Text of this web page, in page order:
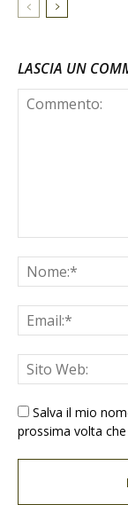
LASCIA UN
Salva il mio
prossima volta